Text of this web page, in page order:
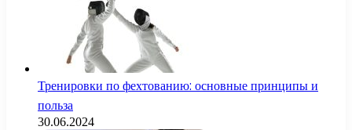
Тренировки по фехтованию: основные принципы и
польза
30.06.2024